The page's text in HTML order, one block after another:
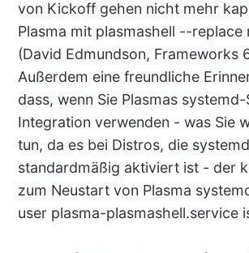
von Kickoff gehen nicht mehr
Plasma mit plasmashell --replace
(David Edmundson, Frameworks
Außerdem eine freundliche
dass, wenn Sie Plasmas
Integration verwenden - was Sie
tun, da es bei Distros, die
standardmäßig aktiviert ist - der
zum Neustart von Plasma
user plasma-plasmashell.service